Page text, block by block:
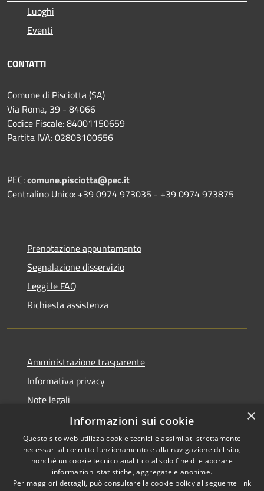
Luoghi
Eventi
CONTATTI
Comune di Pisciotta (SA)
Via Roma, 39 - 84066
Codice Fiscale: 84001150659
Partita IVA: 02803100656
PEC:comune.pisciotta@pec.it
Centralino Unico: +39 0974 973035 - +39 0974 973875
Prenotazione appuntamento
Segnalazione disservizio
Leggi le FAQ
Richiesta assistenza
Amministrazione trasparente
Informativa privacy
Note legali
Dichiarazione di accessibilità
RSS
Copyright © 2026 • Comune di
×
Informazioni sui cookie
Questo sito web utilizza cookie tecnici e assimilati strettamente
necessari al corretto funzionamento e alla navigazione del sito,
nonché un cookie tecnico analitico al solo fine di elaborare
informazioni statistiche, aggregate e anonime.
Per maggiori dettagli, può consultare la cookie policy al seguente link